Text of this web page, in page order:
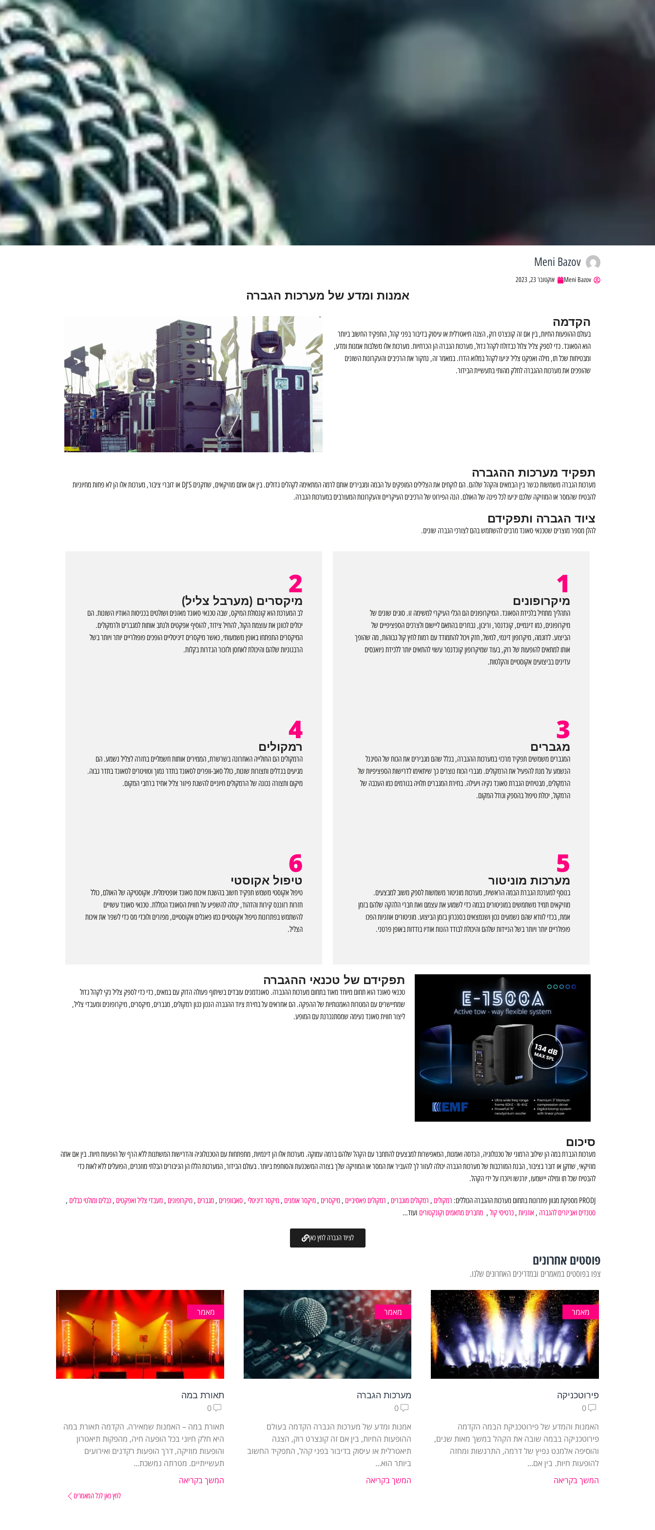
Meni Bazov
Meni Bazov אוקטובר 23, 2023
אמנות ומדע של מערכות הגברה
הקדמה
בעולם ההופעות החיות, בין אם זה קונצרט רוק, הצגה תיאטרלית או עיסוק בדיבור בפני קהל, התפקיד החשוב ביותר
הוא הסאונד. כדי לספק צליל צלול כבדולח לקהל גדול, מערכות הגברה הן הכרחיות. מערכות אלו משלבות אמנות ומדע,
ומבטיחות שכל תו, מילה ואפקט צליל יגיעו לקהל במלוא הדרו. במאמר זה, נחקור את הרכיבים והעקרונות השונים
שהופכים את מערכות ההגברה לחלק מהותי בתעשיית הבידור.
תפקיד מערכות ההגברה
מערכות הגברה משמשות כגשר בין הבמאים והקהל שלהם. הם לוקחים את הצלילים המופקים על הבמה ומגבירים אותם לרמה המתאימה לקהלים גדולים. בין אם אתם מוזיקאים, שחקנים DJ’S או דוברי ציבור, מערכות אלו הן לא פחות מחיוניות
להבטיח שהמסר או המוזיקה שלכם יגיעו לכל פינה של האולם. הנה הפירוט של הרכיבים העיקריים והעקרונות המעורבים במערכות הגברה.
ציוד הגברה ותפקידם
להלן מספר מוצרים שטכנאי סאונד מרבים להשתמש בהם לצורכי הגברה שונים.
1
מיקרופונים
התהליך מתחיל בלכידת הסאונד. המיקרופונים הם הכלי העיקרי למשימה זו. סוגים שונים של
מיקרופונים, כמו דינמיים, קונדנסר, וריבון, נבחרים בהתאם ליישום ולצרכים הספציפיים של
הביצוע. לדוגמה, מיקרופון דינמי, למשל, חזק ויכול להתמודד עם רמות לחץ קול גבוהות, מה שהופך
אותו למתאים להופעות של רוק, בעוד שמיקרופון קונדנסר עשוי להתאים יותר ללכידת ניואנסים
עדינים בביצועים אקוסטיים והקלטות.
2
מיקסרים (מערבל צליל)
לב המערכת הוא קונסולת המיקס, שבה טכנאי סאונד מאזנים ושולטים בכניסות האודיו השונות. הם
יכולים לכוונן את עוצמת הקול, להחיל צידוד, להוסיף אפקטים ולנתב אותות למגברים ולרמקולים.
המיקסרים התפתחו באופן משמעותי, כאשר מיקסרים דיגיטליים הופכים פופולריים יותר ויותר בשל
הרבגוניות שלהם והיכולת לאחסן ולזכור הגדרות בקלות.
3
מגברים
המגברים משמשים תפקיד מרכזי במערכות ההגברה, בגלל שהם מגבירים את הכוח של הסיגנל
הנשמע על מנת להפעיל את הרמקולים. מגברי הכוח נוצרים כך שיתאימו לדרישות הספציפיות של
הרמקולים, מבטיחים הגברת סאונד נקיה ויעילה. בחירת המגברים תלויה בגורמים כמו העכבה של
הרמקול, יכולת טיפול בהספק וגודל המקום.
4
רמקולים
הרמקולים הם החולייה האחרונה בשרשרת, הממירים אותות חשמליים בחזרה לצליל נשמע. הם
מגיעים בגדלים ותצורות שונות, כולל סאב-וופרים לסאונד בתדר נמוך וטוויטרים לסאונד בתדר גבוה.
מיקום ותצורה נכונה של הרמקולים חיוניים להשגת פיזור צליל אחיד ברחבי המקום.
5
מערכות מוניטור
בנוסף למערכת הגברת הבמה הראשית, מערכות מוניטור משמשות לספק משוב למבצעים.
מוזיקאים תמיד משתמשים במוניטורים בבמה כדי לשמוע את עצמם ואת חברי הלהקה שלהם בזמן
אמת, בכדי לוודא שהם נשמעים נכון ושנמצאים בסנכרון בזמן הביצוע. מוניטורים אוזניות הפכו
פופולריים יותר ויותר בשל הניידות שלהם והיכולת לבודד הזנות אודיו בודדות באופן פרטני.
6
טיפול אקוסטי
טיפול אקוסטי משמש תפקיד חשוב בהשגת איכות סאונד אופטימלית. אקוסטיקה של האולם, כולל
חזרות רזוננס קירות והדהוד, יכולה להשפיע על חווית הסאונד הכוללת. טכנאי סאונד עשויים
להשתמש בפתרונות טיפול אקוסטיים כמו פאנלים אקוסטיים, מפזרים ולוכדי מס כדי לשפר את איכות
הצליל.
תפקידם של טכנאי ההגברה
טכנאי סאונד הוא תחום מיוחד מאוד בתחום מערכות ההגברה. סאונדמנים עובדים בשיתוף פעולה הדוק עם במאים, כדי כדי לספק צליל נקי לקהל גדול
שמתיישרים עם המטרות האמנותיות של ההפקה. הם אחראים על בחירת ציוד ההגברה הנכון כגון רמקולים, מגברים, מיקסרים, מיקרופונים ומעבדי צליל,
ליצור חווית סאונד נעימה שמסתנכרנת עם המופע.
סיכום
מערכות הגברת במה הן שילוב הרמוני של טכנולוגיה, הנדסה ואמנות, המאפשרות למבצעים להתחבר עם הקהל שלהם ברמה עמוקה. מערכות אלו הן דינמיות, מתפתחות עם הטכנולוגיה והדרישות המשתנות ללא הרף של הופעות חיות. בין אם אתה
מוזיקאי, שחקן או דובר בציבור, הבנת המורכבות של מערכות הגברה יכולה לעזור לך להעביר את המסר או המוזיקה שלך בצורה המשכנעת והסוחפת ביותר. בעולם הבידור, המערכות הללו הן הגיבורים הבלתי מוזכרים, הפועלים ללא לאות כדי
להבטיח שכל תו ומילה יישמעו, יורגשו ויזכרו על ידי הקהל.
PRODJ מספקת מגוון פתרונות בתחום מערכות ההגברה הכוללים: רמקולים , רמקולים מוגברים , רמקולים פאסיביים , מיקסרים , מיקסר אומנים , מיקסר דיגיטלי , סאבוופרים , מגברים , מיקרופונים , מעבדי צליל ואפקטים , כבלים ומולטי כבלים ,
סטנדים ואביזרים להגברה , אוזניות , כרטיסי קול , מחברים מתאמים וקונקטורים ועוד…
לציוד הגברה לחץ כאן
פוסטים אחרונים
צפו בפוסטים במאמרים ובמדריכים האחרונים שלנו.
מאמר
פירוטכניקה
0
האמנות והמדע של פירוטכניקת הבמה הקדמה
פירוטכניקה בבמה שובה את הקהל במשך מאות שנים,
והוסיפה אלמנט נפיץ של דרמה, התרגשות ומחזה
להופעות חיות. בין אם...
המשך בקריאה
מאמר
מערכות הגברה
0
אמנות ומדע של מערכות הגברה הקדמה בעולם
ההופעות החיות, בין אם זה קונצרט רוק, הצגה
תיאטרלית או עיסוק בדיבור בפני קהל, התפקיד החשוב
ביותר הוא...
המשך בקריאה
מאמר
תאורת במה
0
תאורת במה – האמנות שמאירה. הקדמה תאורת במה
היא חלק חיוני בכל הופעה חיה, מהפקות תיאטרון
והופעות מוזיקה, דרך הופעות רקדנים ואירועים
תעשייתיים. מטרתה נמשכת...
המשך בקריאה
לחץ כאן לכל המאמרים